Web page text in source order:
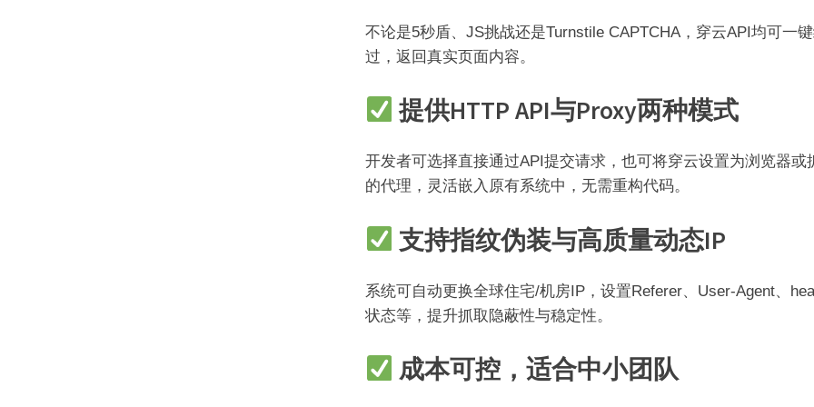
不论是5秒盾、JS挑战还是Turnstile CAPTCHA，穿云API均可一
过，返回真实页面内容。
提供HTTP API与Proxy两种模式
开发者可选择直接通过API提交请求，也可将穿云设置为浏览器或
的代理，灵活嵌入原有系统中，无需重构代码。
支持指纹伪装与高质量动态IP
系统可自动更换全球住宅/机房IP，设置Referer、User-Agent、
状态等，提升抓取隐蔽性与稳定性。
成本可控，适合中小团队